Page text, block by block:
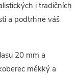
i tradičních
a podtrhne váš
20 mm a
měkký a